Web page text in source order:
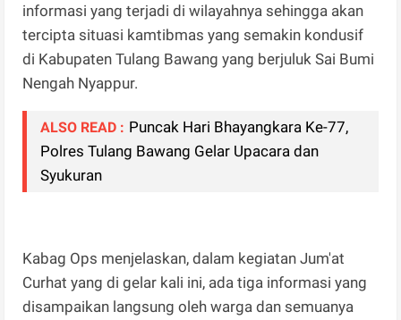
informasi yang terjadi di wilayahnya sehingga akan
tercipta situasi kamtibmas yang semakin kondusif
di Kabupaten Tulang Bawang yang berjuluk Sai Bumi
Nengah Nyappur.
ALSO READ : Puncak Hari Bhayangkara Ke-77,
Polres Tulang Bawang Gelar Upacara dan
Syukuran
Kabag Ops menjelaskan, dalam kegiatan Jum'at
Curhat yang di gelar kali ini, ada tiga informasi yang
disampaikan langsung oleh warga dan semuanya